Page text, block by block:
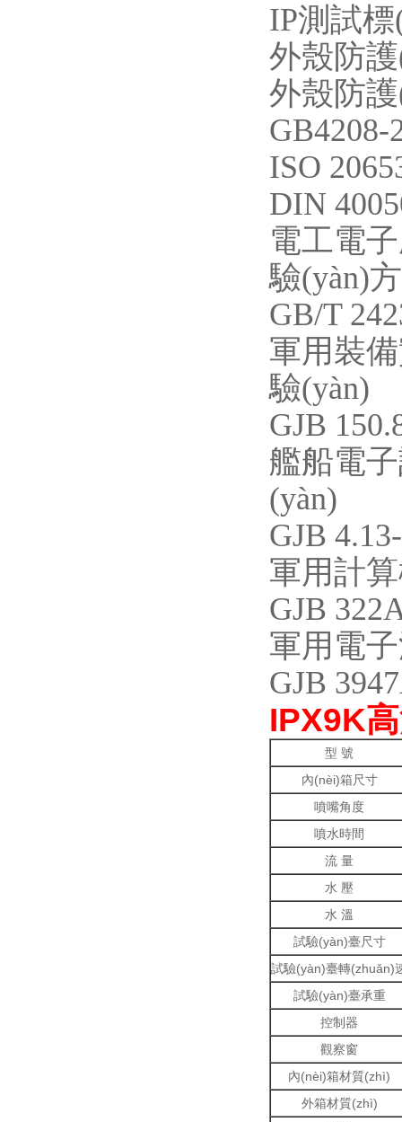
IP測試標
外殼防
外殼防
GB4208-
ISO
DIN
電工電
驗(yàn)
GB/T
軍用裝
驗(yàn)
GJB
艦船電
(yàn)
GJB
軍用計
GJB
軍用電
GJB
IPX9K
型 號
內(nèi)箱尺寸
噴嘴角度
噴水時間
流 量
水 壓
水 溫
試驗(yàn)臺尺寸
試驗(yàn)臺轉(zhuǎn)
試驗(yàn)臺承重
控制器
觀察窗
內(nèi)箱材質(zhì)
外箱材質(zhì)